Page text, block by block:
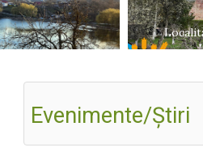
Localități partenere
Ialoveni
Evenimente/Ştiri